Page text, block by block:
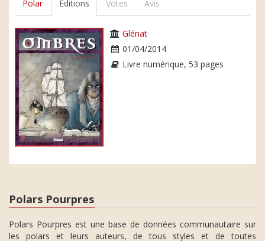
Polar Editions Votes Avis
Glénat
01/04/2014
Livre numérique, 53 pages
Polars Pourpres
Polars Pourpres est une base de données communautaire sur
les polars et leurs auteurs, de tous styles et de toutes